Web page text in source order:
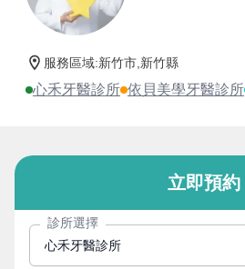
服務區域:新竹市,新竹縣
心禾牙醫診所 依貝美學牙醫診所
立即預約
診所選擇
心禾牙醫診所